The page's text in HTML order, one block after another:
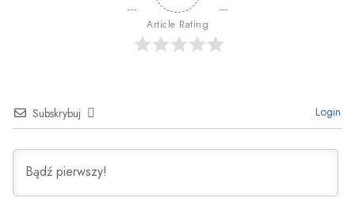
Article Rating
Subskrybuj Login